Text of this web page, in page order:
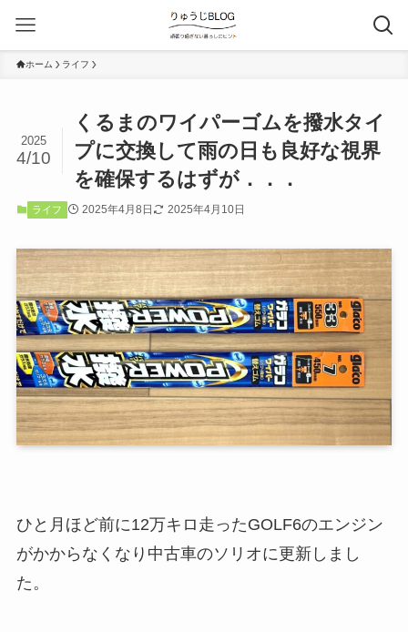
ホーム ライフ
くるまのワイパーゴムを撥水タイ
プに交換して雨の日も良好な視界
を確保するはずが．．．
2025
4/10
ライフ 2025年4月8日 2025年4月10日
ひと月ほど前に12万キロ走ったGOLF6のエンジン
がかからなくなり中古車のソリオに更新しまし
た。